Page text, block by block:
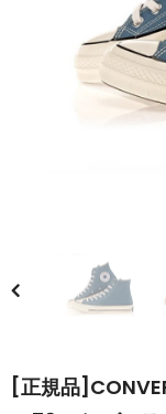
[正規品